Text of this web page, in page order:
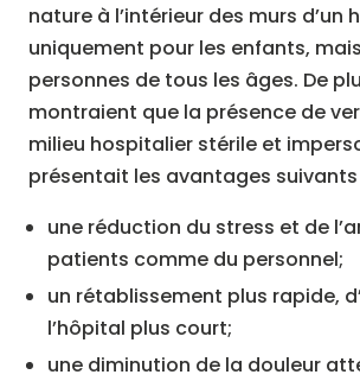
nature à l’intérieur des murs d’un
uniquement pour les enfants,
personnes de tous les âges. De
montraient que la présence de
milieu hospitalier stérile et
présentait les avantages suivants
une réduction du stress et de
patients comme du personnel;
un rétablissement plus rapide,
l’hôpital plus court;
une diminution de la douleur